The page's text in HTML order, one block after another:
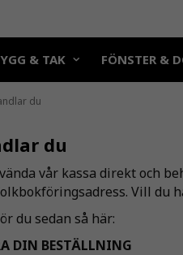
& TAK FÖNSTER &
du
du
vår kassa direkt och
Vill du
du sedan så här:
DIN BESTÄLLNING